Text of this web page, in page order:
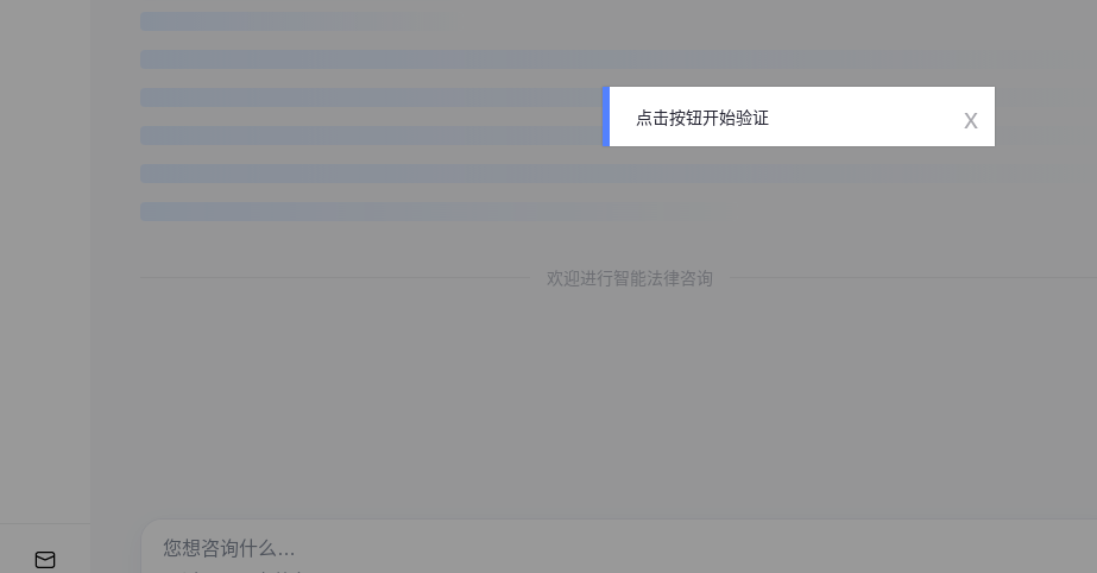
欢迎进行智能法律咨询
点击按钮开始验证 x